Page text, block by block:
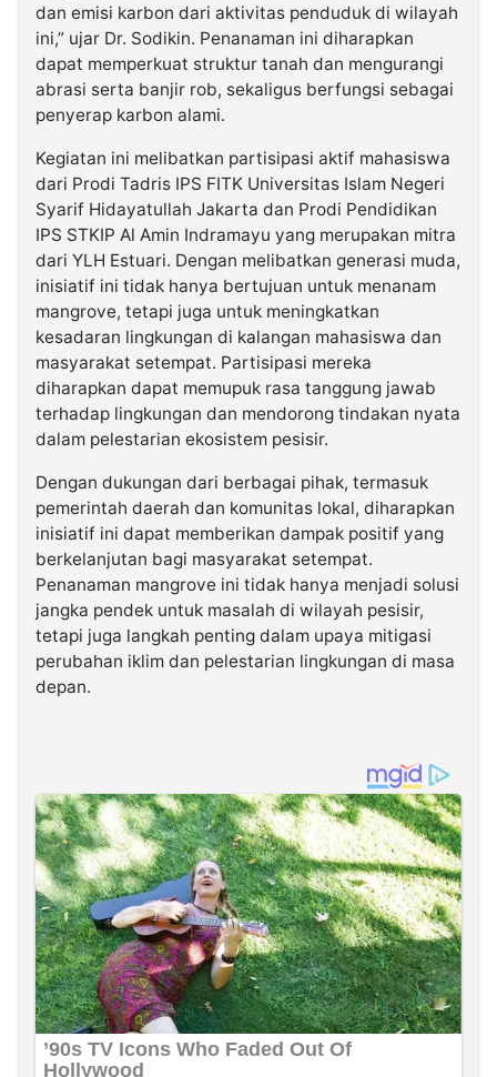
dan emisi karbon dari aktivitas penduduk di wilayah
ini,” ujar Dr. Sodikin. Penanaman ini diharapkan
dapat memperkuat struktur tanah dan mengurangi
abrasi serta banjir rob, sekaligus berfungsi sebagai
penyerap karbon alami.
Kegiatan ini melibatkan partisipasi aktif mahasiswa
dari Prodi Tadris IPS FITK Universitas Islam Negeri
Syarif Hidayatullah Jakarta dan Prodi Pendidikan
IPS STKIP Al Amin Indramayu yang merupakan mitra
dari YLH Estuari. Dengan melibatkan generasi muda,
inisiatif ini tidak hanya bertujuan untuk menanam
mangrove, tetapi juga untuk meningkatkan
kesadaran lingkungan di kalangan mahasiswa dan
masyarakat setempat. Partisipasi mereka
diharapkan dapat memupuk rasa tanggung jawab
terhadap lingkungan dan mendorong tindakan nyata
dalam pelestarian ekosistem pesisir.
Dengan dukungan dari berbagai pihak, termasuk
pemerintah daerah dan komunitas lokal, diharapkan
inisiatif ini dapat memberikan dampak positif yang
berkelanjutan bagi masyarakat setempat.
Penanaman mangrove ini tidak hanya menjadi solusi
jangka pendek untuk masalah di wilayah pesisir,
tetapi juga langkah penting dalam upaya mitigasi
perubahan iklim dan pelestarian lingkungan di masa
depan.